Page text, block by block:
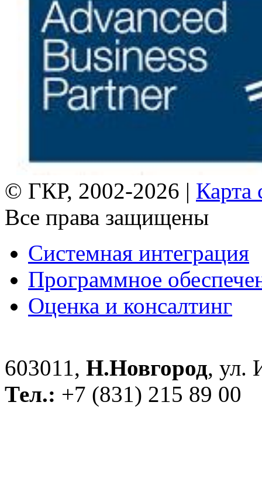
© ГКР, 2002-2026 | Карта
Все права защищены
Системная интеграция
Программное
Оценка и консалтинг
603011, Н.Новгород, ул.
Тел.: +7 (831) 215 89 00